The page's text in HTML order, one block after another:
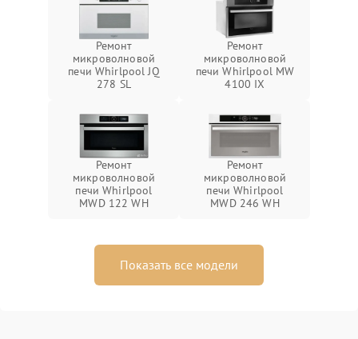
Ремонт
микроволновой
печи Whirlpool JQ
278 SL
Ремонт
микроволновой
печи Whirlpool MW
4100 IX
Ремонт
микроволновой
печи Whirlpool
MWD 122 WH
Ремонт
микроволновой
печи Whirlpool
MWD 246 WH
Показать все модели